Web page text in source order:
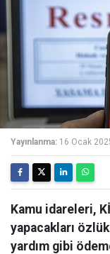
Yayınlanma: 16 Ocak
Kamu idareleri,
yapacakları
yardım gibi